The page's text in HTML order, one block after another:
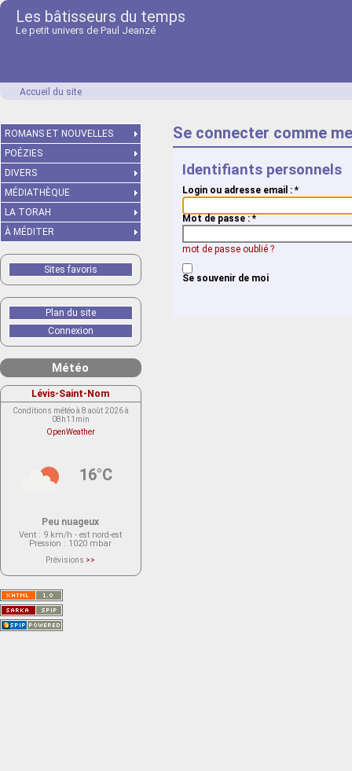
Les bâtisseurs du temps
Le petit univers de Paul Jeanzé
Accueil du site
Se connecter comme
Identifiants personnels
Login ou adresse email : *
Mot de passe :*
mot de passe oublié ?
Se souvenir de moi
ROMANS ET NOUVELLES
POÉZIES
DIVERS
MÉDIATHÈQUE
LA TORAH
À MÉDITER
Sites favoris
Plan du site
Connexion
Météo
Lévis-Saint-Nom
Conditions météo à 8 août 2026 à
08h11min
OpenWeather
16°C
Peu nuageux
Vent : 9 km/h - est nord-est
Pression : 1020 mbar
Prévisions >>
actuellement aucune prévision
Saint-Nom.
Veuillez consulter le message du
service ci-dessous.
(401 - Invalid API key. Please see
https://openweathermap.org/faq#error401